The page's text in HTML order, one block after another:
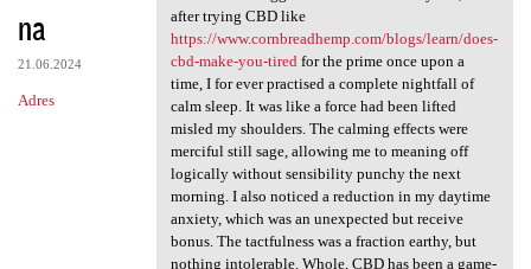
na
21.06.2024
Adres
after trying CBD like
https://www.cornbreadhemp.com/blogs/learn/does-
cbd-make-you-tired for the prime once upon a
time, I for ever practised a complete nightfall of
calm sleep. It was like a force had been lifted
misled my shoulders. The calming effects were
merciful still sage, allowing me to meaning off
logically without sensibility punchy the next
morning. I also noticed a reduction in my daytime
anxiety, which was an unexpected but receive
bonus. The tactfulness was a fraction earthy, but
nothing intolerable. Whole, CBD has been a game-